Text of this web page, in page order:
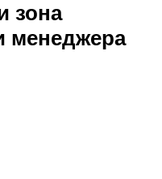
зона
менеджера